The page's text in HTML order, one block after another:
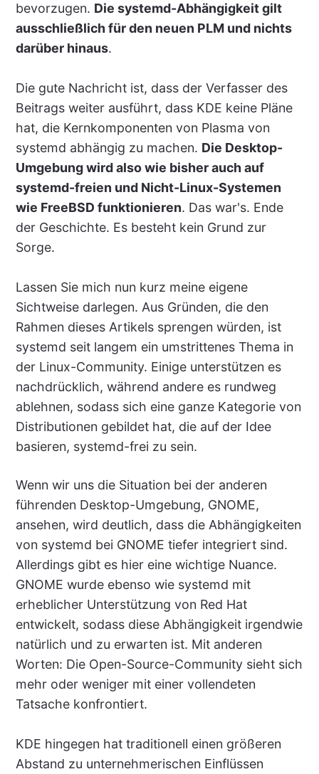
bevorzugen. Die systemd-Abhängigkeit gilt
ausschließlich für den neuen PLM und nichts
darüber hinaus.
Die gute Nachricht ist, dass der Verfasser des
Beitrags weiter ausführt, dass KDE keine Pläne
hat, die Kernkomponenten von Plasma von
systemd abhängig zu machen. Die Desktop-
Umgebung wird also wie bisher auch auf
systemd-freien und Nicht-Linux-Systemen
wie FreeBSD funktionieren. Das war's. Ende
der Geschichte. Es besteht kein Grund zur
Sorge.
Lassen Sie mich nun kurz meine eigene
Sichtweise darlegen. Aus Gründen, die den
Rahmen dieses Artikels sprengen würden, ist
systemd seit langem ein umstrittenes Thema in
der Linux-Community. Einige unterstützen es
nachdrücklich, während andere es rundweg
ablehnen, sodass sich eine ganze Kategorie von
Distributionen gebildet hat, die auf der Idee
basieren, systemd-frei zu sein.
Wenn wir uns die Situation bei der anderen
führenden Desktop-Umgebung, GNOME,
ansehen, wird deutlich, dass die Abhängigkeiten
von systemd bei GNOME tiefer integriert sind.
Allerdings gibt es hier eine wichtige Nuance.
GNOME wurde ebenso wie systemd mit
erheblicher Unterstützung von Red Hat
entwickelt, sodass diese Abhängigkeit irgendwie
natürlich und zu erwarten ist. Mit anderen
Worten: Die Open-Source-Community sieht sich
mehr oder weniger mit einer vollendeten
Tatsache konfrontiert.
KDE hingegen hat traditionell einen größeren
Abstand zu unternehmerischen Einflüssen